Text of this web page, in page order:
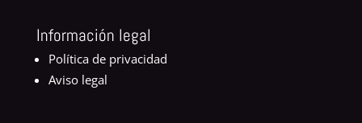
Información legal
Política de privacidad
Aviso legal